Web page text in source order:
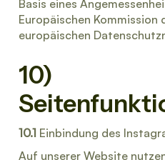
Basis eines
Europäischen Kommission
europäischen
10)
10.1 Einbindung des
Auf unserer Website